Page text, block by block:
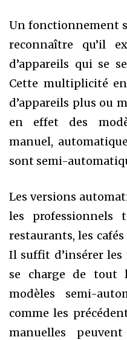
Un fonctionnement
reconnaître qu’il
d’appareils qui se
Cette multiplicité
d’appareils plus ou
en effet des
manuel,
sont semi-
Les versions
les professionnels
restaurants, les
Il suffit d’insérer
se charge de tout
modèles semi-
comme les
manuelles